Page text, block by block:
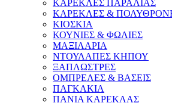
ΚΑΡΕΚΛΕΣ ΠΑΡΑΛΙΑΣ
ΚΑΡΕΚΛΕΣ &
ΚΙΟΣΚΙΑ
ΚΟΥΝΙΕΣ & ΦΩΛΙΕΣ
ΜΑΞΙΛΑΡΙΑ
ΝΤΟΥΛΑΠΕΣ ΚΗΠΟΥ
ΞΑΠΛΩΣΤΡΕΣ
ΟΜΠΡΕΛΕΣ & ΒΑΣΕΙΣ
ΠΑΓΚΑΚΙΑ
ΠΑΝΙΑ ΚΑΡΕΚΛΑΣ